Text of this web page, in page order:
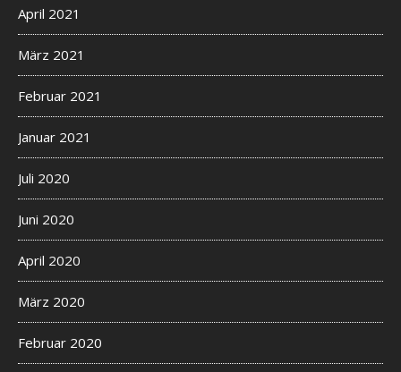
April 2021
März 2021
Februar 2021
Januar 2021
Juli 2020
Juni 2020
April 2020
März 2020
Februar 2020